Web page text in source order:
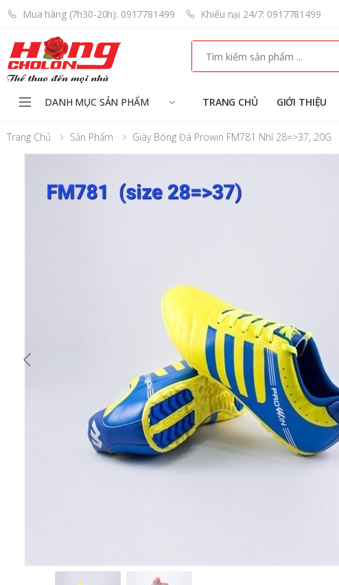
Mua hàng (7h30-20h): 0917781499 Khiếu nại 24/7: 0917781499
Search
DANH MỤC SẢN PHẨM TRANG CHỦ GIỚI THIỆU
Trang Chủ Sản Phẩm Giày Bóng Đá Prowin FM781 Nhí 28=>37, 20G